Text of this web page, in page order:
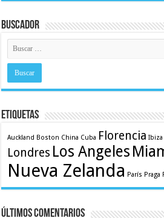
Buscador
Etiquetas
Auckland Boston China Cuba Florencia Ibiza
Londres Los Angeles
Nueva Zelanda París Praga
Últimos comentarios